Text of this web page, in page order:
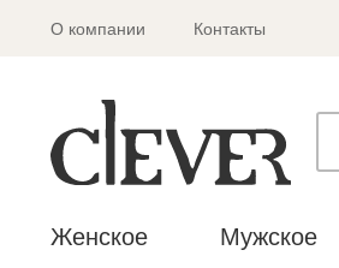
О компании Контакты
Женское Мужское